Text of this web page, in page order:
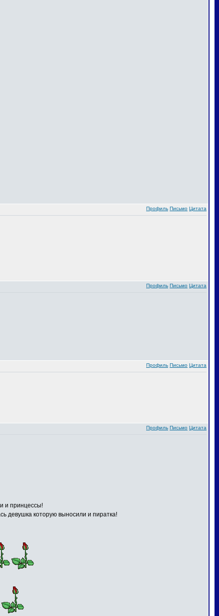
Профиль Письмо Цитата
Профиль Письмо Цитата
Профиль Письмо Цитата
Профиль Письмо Цитата
и принцессы!
девушка которую выносили и пиратка!